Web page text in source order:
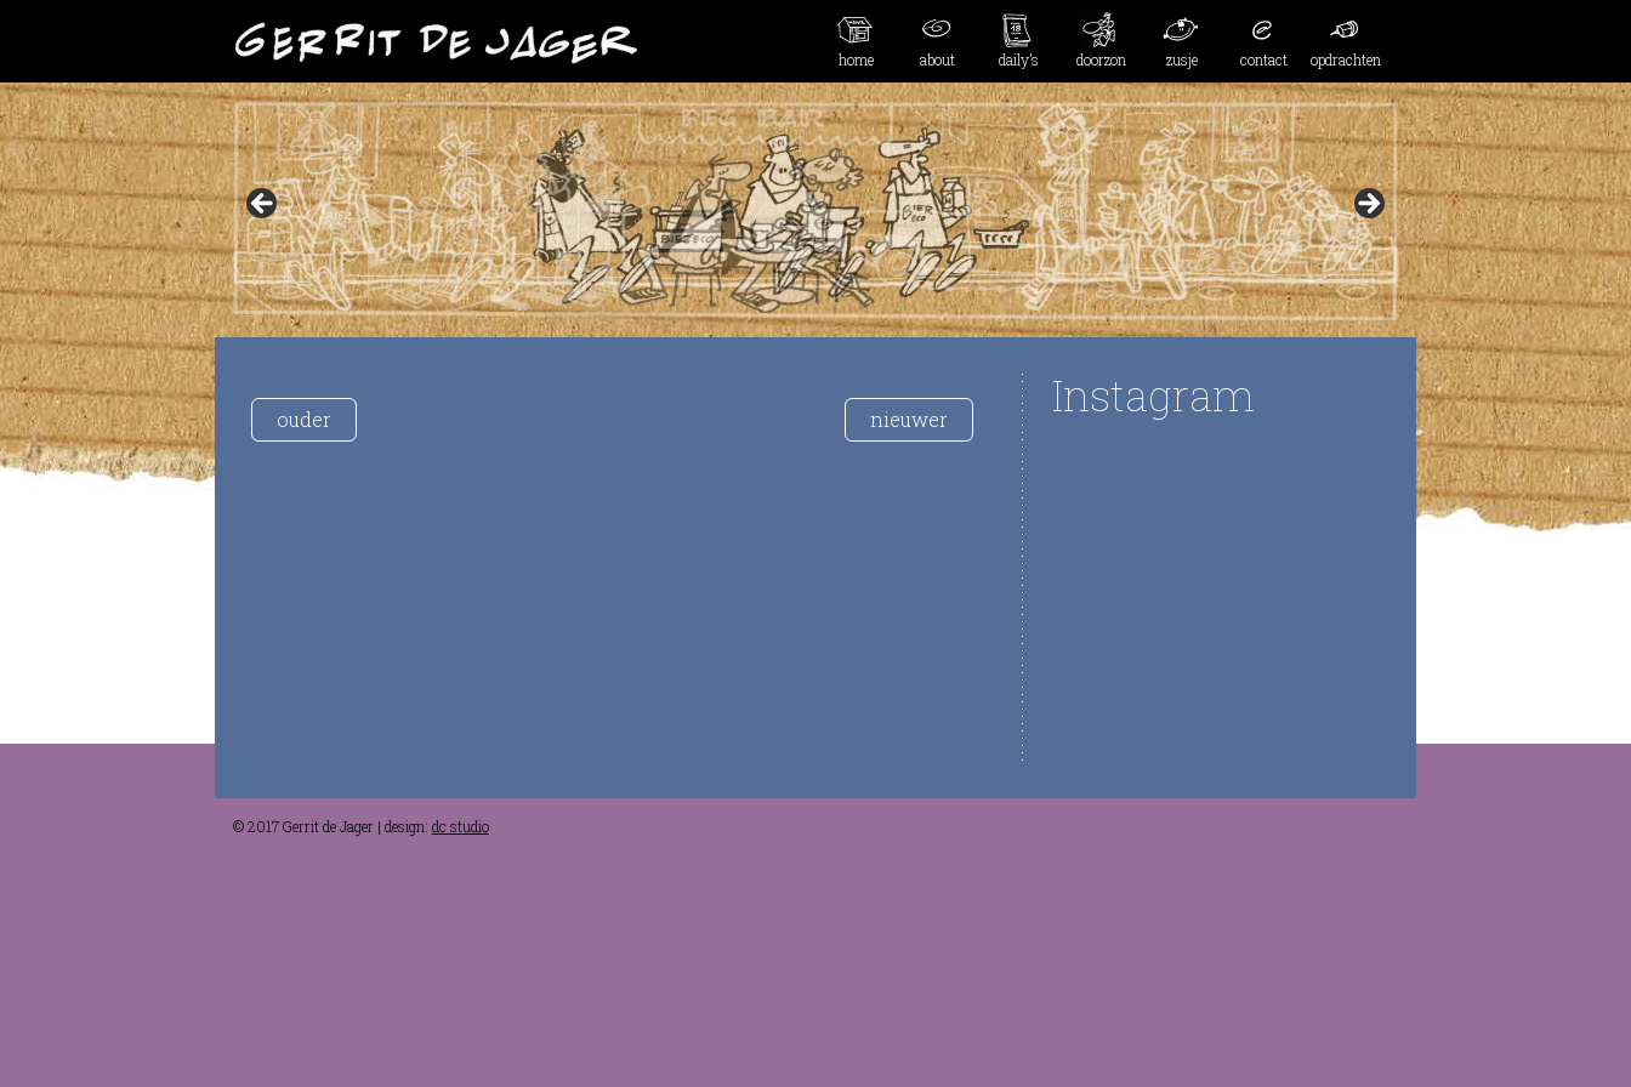
home about daily’s doorzon zusje contact opdrachten
ouder nieuwer Instagram
© 2017 Gerrit de Jager | design: dc studio